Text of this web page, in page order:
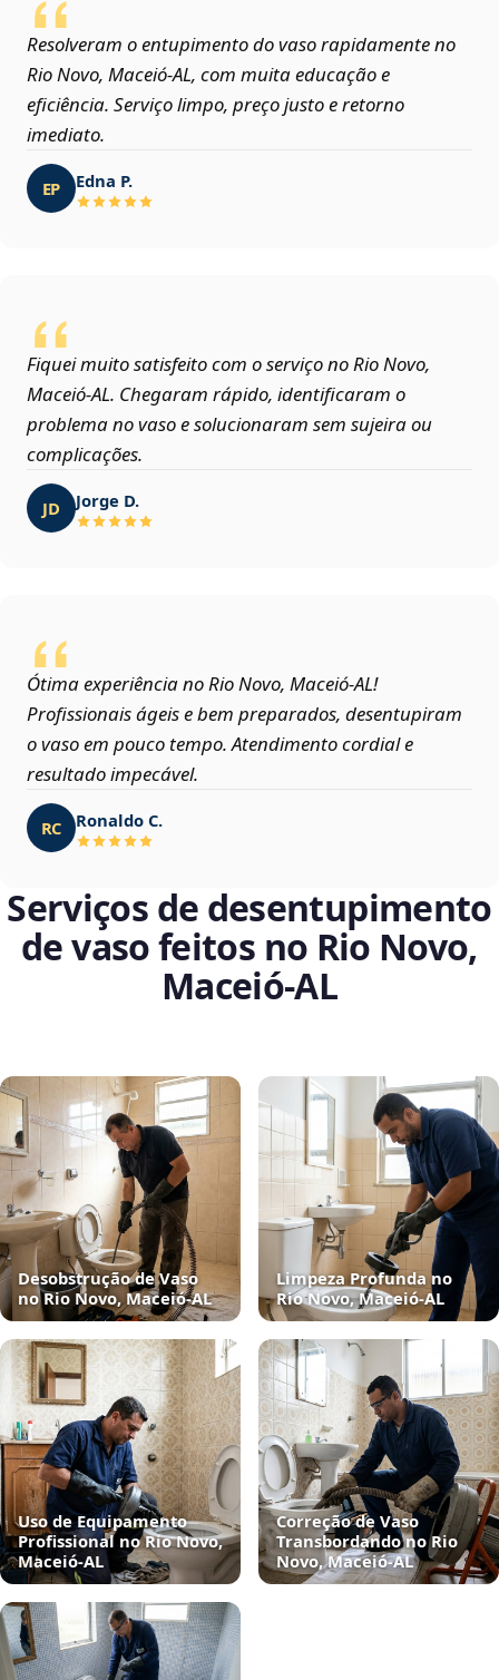
Resolveram o entupimento do vaso rapidamente no
Rio Novo, Maceió‑AL, com muita educação e
eficiência. Serviço limpo, preço justo e retorno
imediato.
EP Edna P.
Fiquei muito satisfeito com o serviço no Rio Novo,
Maceió‑AL. Chegaram rápido, identificaram o
problema no vaso e solucionaram sem sujeira ou
complicações.
JD Jorge D.
Ótima experiência no Rio Novo, Maceió‑AL!
Profissionais ágeis e bem preparados, desentupiram
o vaso em pouco tempo. Atendimento cordial e
resultado impecável.
RC Ronaldo C.
Serviços de desentupimento
de vaso feitos no Rio Novo,
Maceió‑AL
Desobstrução de Vaso
no Rio Novo, Maceió‑AL
Limpeza Profunda no
Rio Novo, Maceió‑AL
Uso de Equipamento
Profissional no Rio Novo,
Maceió‑AL
Correção de Vaso
Transbordando no Rio
Novo, Maceió‑AL